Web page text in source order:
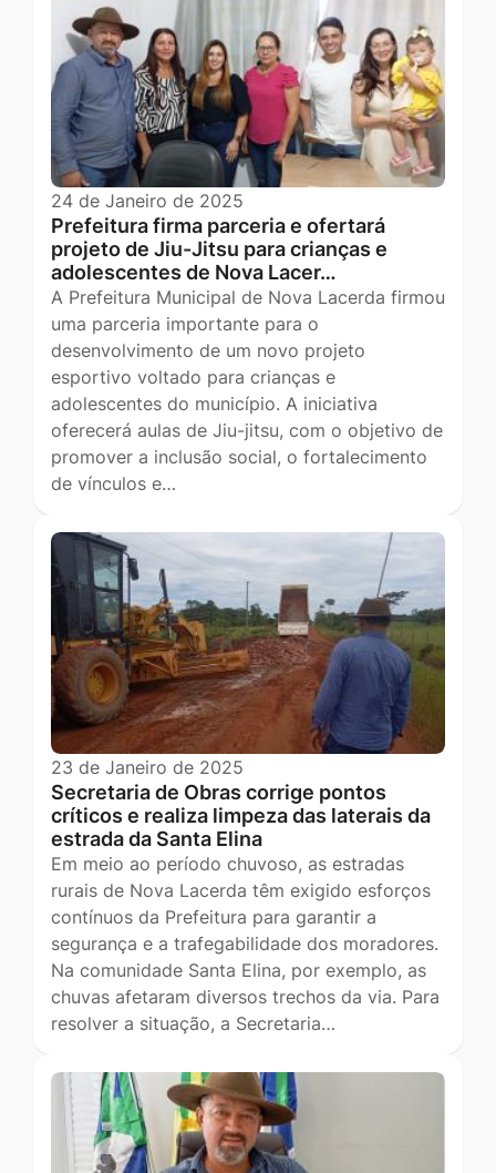
24 de Janeiro de 2025
Prefeitura firma parceria e ofertará
projeto de Jiu-Jitsu para crianças e
adolescentes de Nova Lacer…
A Prefeitura Municipal de Nova Lacerda firmou
uma parceria importante para o
desenvolvimento de um novo projeto
esportivo voltado para crianças e
adolescentes do município. A iniciativa
oferecerá aulas de Jiu-jitsu, com o objetivo de
promover a inclusão social, o fortalecimento
de vínculos e…
23 de Janeiro de 2025
Secretaria de Obras corrige pontos
críticos e realiza limpeza das laterais da
estrada da Santa Elina
Em meio ao período chuvoso, as estradas
rurais de Nova Lacerda têm exigido esforços
contínuos da Prefeitura para garantir a
segurança e a trafegabilidade dos moradores.
Na comunidade Santa Elina, por exemplo, as
chuvas afetaram diversos trechos da via. Para
resolver a situação, a Secretaria…